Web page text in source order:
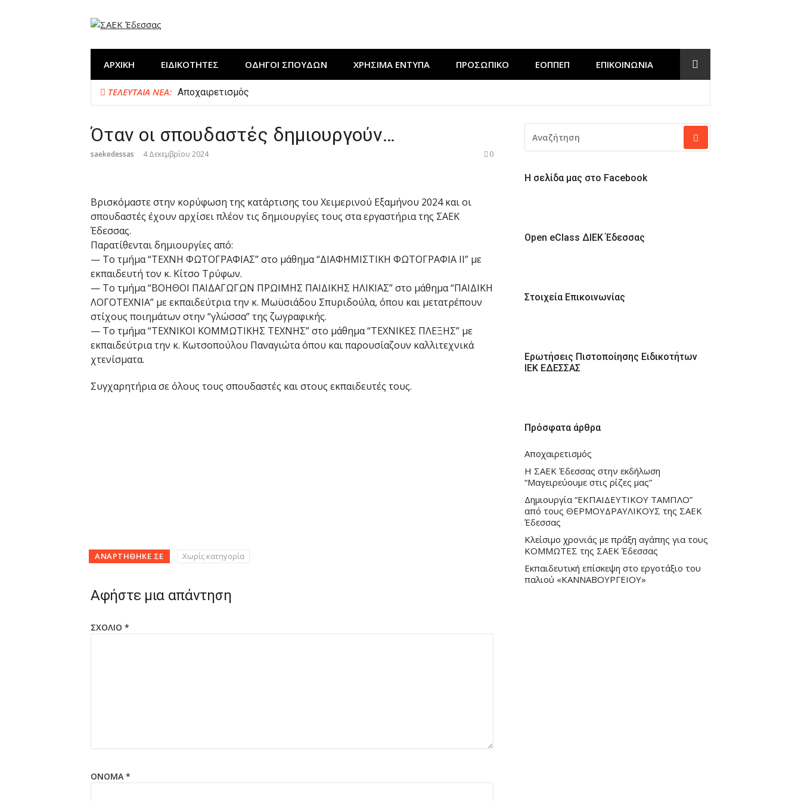
ΑΡΧΙΚΗ ΕΙΔΙΚΟΤΗΤΕΣ ΟΔΗΓΟΙ ΣΠΟΥΔΩΝ ΧΡΉΣΙΜΑ ΈΝΤΥΠΑ ΠΡΟΣΩΠΙΚΟ ΕΟΠΠΕΠ ΕΠΙΚΟΙΝΩΝΊΑ
ΤΕΛΕΥΤΑΊΑ ΝΈΑ: Αποχαιρετισμός
Η ΣΑΕΚ Έδεσσας στην εκδήλωση “Μαγειρεύουμε στις ρίζες μας”
Κλείσιμο χρονιάς με πράξη αγάπης για τους ΚΟΜΜΩΤΕΣ της ΣΑΕΚ Έδεσσας
Όταν οι σπουδαστές δημιουργούν…
saekedessas 4 Δεκεμβρίου 2024 0
Βρισκόμαστε στην κορύφωση της κατάρτισης του Χειμερινού Εξαμήνου 2024 και οι
σπουδαστές έχουν αρχίσει πλέον τις δημιουργίες τους στα εργαστήρια της ΣΑΕΚ
Έδεσσας.
Παρατίθενται δημιουργίες από:
— Το τμήμα “ΤΕΧΝΗ ΦΩΤΟΓΡΑΦΙΑΣ” στο μάθημα “ΔΙΑΦΗΜΙΣΤΙΚΗ ΦΩΤΟΓΡΑΦΙΑ ΙΙ” με
εκπαιδευτή τον κ. Κίτσο Τρύφων.
— Το τμήμα “ΒΟΗΘΟΙ ΠΑΙΔΑΓΩΓΩΝ ΠΡΩΙΜΗΣ ΠΑΙΔΙΚΗΣ ΗΛΙΚΙΑΣ” στο μάθημα “ΠΑΙΔΙΚΗ
ΛΟΓΟΤΕΧΝΙΑ” με εκπαιδεύτρια την κ. Μωϋσιάδου Σπυριδούλα, όπου και μετατρέπουν
στίχους ποιημάτων στην “γλώσσα” της ζωγραφικής.
— Το τμήμα “ΤΕΧΝΙΚΟΙ ΚΟΜΜΩΤΙΚΗΣ ΤΕΧΝΗΣ” στο μάθημα “ΤΕΧΝΙΚΕΣ ΠΛΕΞΗΣ” με
εκπαιδεύτρια την κ. Κωτσοπούλου Παναγιώτα όπου και παρουσίαζουν καλλιτεχνικά
χτενίσματα.
Συγχαρητήρια σε όλους τους σπουδαστές και στους εκπαιδευτές τους.
ΑΝΑΡΤΉΘΗΚΕ ΣΕ Χωρίς κατηγορία
Αφήστε μια απάντηση
ΣΧΌΛΙΟ *
ΌΝΟΜΑ *
ΓΙΑ:
Η σελίδα μας στο Facebook
Open eClass ΔΙΕΚ Έδεσσας
Στοιχεία Επικοινωνίας
Ερωτήσεις Πιστοποίησης Ειδικοτήτων
ΙΕΚ ΕΔΕΣΣΑΣ
Πρόσφατα άρθρα
Αποχαιρετισμός
Η ΣΑΕΚ Έδεσσας στην εκδήλωση
“Μαγειρεύουμε στις ρίζες μας”
Δημιουργία “ΕΚΠΑΙΔΕΥΤΙΚΟΥ ΤΑΜΠΛΟ”
από τους ΘΕΡΜΟΥΔΡΑΥΛΙΚΟΥΣ της ΣΑΕΚ
Έδεσσας
Κλείσιμο χρονιάς με πράξη αγάπης για τους
ΚΟΜΜΩΤΕΣ της ΣΑΕΚ Έδεσσας
Εκπαιδευτική επίσκεψη στο εργοτάξιο του
παλιού «ΚΑΝΝΑΒΟΥΡΓΕΙΟΥ»